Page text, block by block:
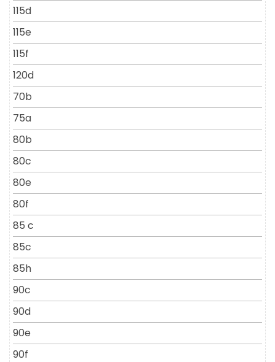
115d
115e
115f
120d
70b
75a
80b
80c
80e
80f
85 c
85c
85h
90c
90d
90e
90f